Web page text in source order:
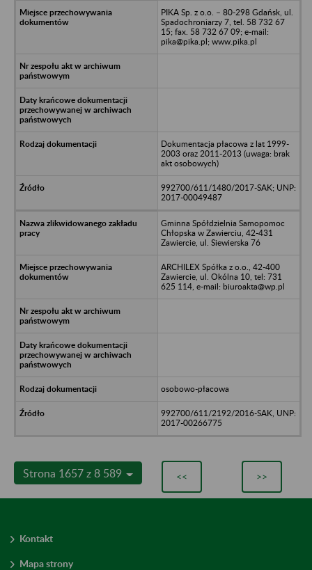
PIKA Sp. z o.o. – 80-298 Gdańsk, ul.
Spadochroniarzy 7, tel. 58 732 67
15; fax. 58 732 67 09; e-mail:
pika@pika.pl; www.pika.pl
Dokumentacja płacowa z lat 1999-
2003 oraz 2011-2013 (uwaga: brak
akt osobowych)
992700/611/1480/2017-SAK; UNP:
2017-00049487
Gminna Spółdzielnia Samopomoc
Chłopska w Zawierciu, 42-431
Zawiercie, ul. Siewierska 76
ARCHILEX Spółka z o.o., 42-400
Zawiercie, ul. Okólna 10, tel: 731
625 114, e-mail: biuroakta@wp.pl
osobowo-płacowa
992700/611/2192/2016-SAK, UNP:
2017-00266775
Strona 1657 z 8 589 << >>
Kontakt
Mapa strony